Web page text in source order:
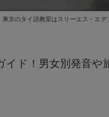
東京のタイ語教室はスリーエス・エデ
イド！男女別発音や